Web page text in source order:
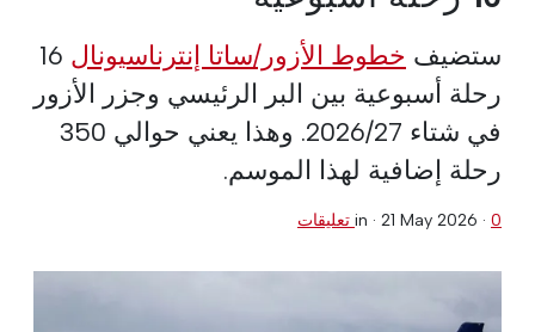
ستضيف خطوط الأزور/ساتا إنترناسيونال 16
رحلة أسبوعية بين البر الرئيسي وجزر الأزور
في شتاء 2026/27. وهذا يعني حوالي 350
رحلة إضافية لهذا الموسم.
in · 21 May 2026 · 0 تعليقات